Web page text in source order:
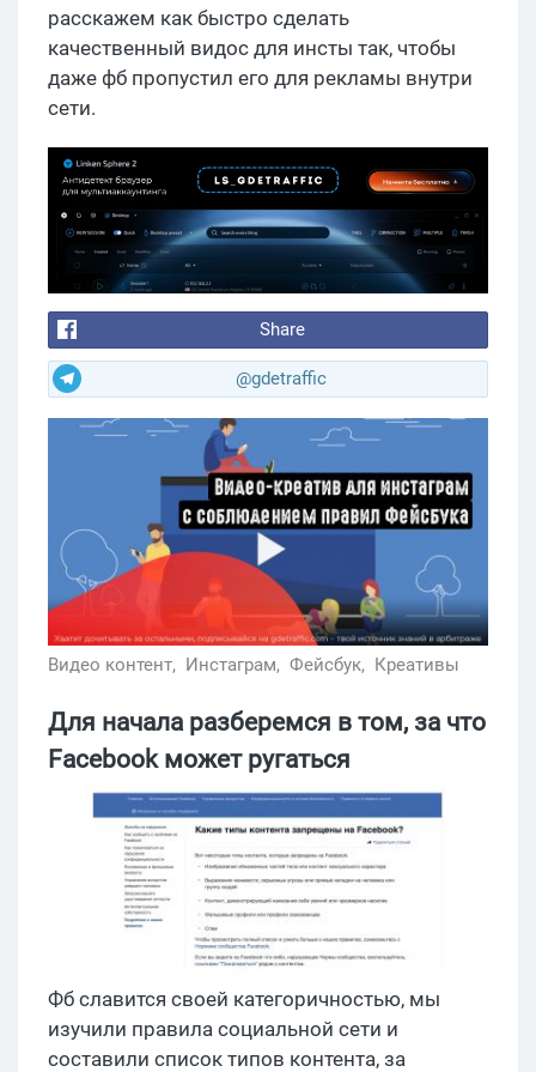
расскажем как быстро сделать
качественный видос для инсты так, чтобы
даже фб пропустил его для рекламы внутри
сети.
Share
@gdetraffic
Видео контент, Инстаграм, Фейсбук, Креативы
Для начала разберемся в том, за что
Facebook может ругаться
Фб славится своей категоричностью, мы
изучили правила социальной сети и
составили список типов контента, за